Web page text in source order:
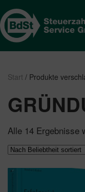
Start / Produkte
Alle 14 Ergebnisse